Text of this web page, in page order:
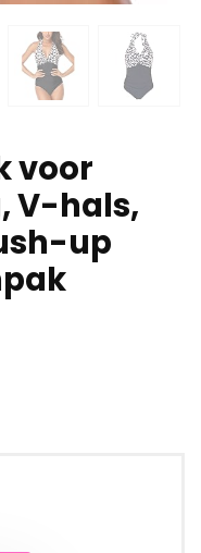
voor
V-hals,
up